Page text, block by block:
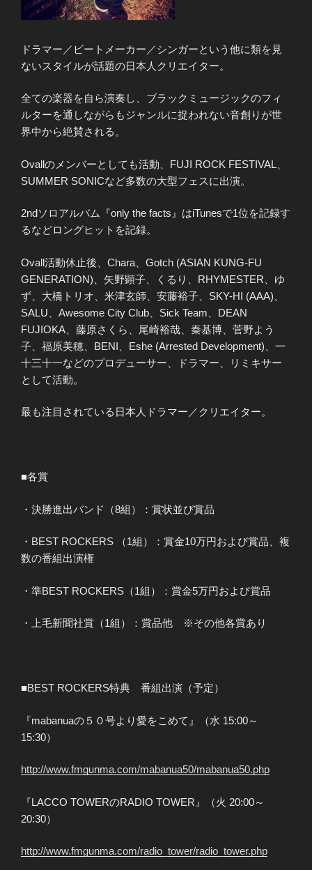
ドラマー／ビートメーカー／シンガーという他に類を見
ないスタイルが話題の日本人クリエイター。
全ての楽器を自ら演奏し、ブラックミュージックのフィ
ルターを通しながらもジャンルに捉われない音創りが世
界中から絶賛される。
Ovallのメンバーとしても活動、FUJI ROCK FESTIVAL、
SUMMER SONICなど多数の大型フェスに出演。
2ndソロアルバム『only the facts』はiTunesで1位を記録す
るなどロングヒットを記録。
Ovall活動休止後、Chara、Gotch (ASIAN KUNG-FU
GENERATION)、矢野顕子、くるり、RHYMESTER、ゆ
ず、大橋トリオ、米津玄師、安藤裕子、SKY-HI (AAA)、
SALU、Awesome City Club、Sick Team、DEAN
FUJIOKA、藤原さくら、尾崎裕哉、秦基博、菅野よう
子、福原美穂、BENI、Eshe (Arrested Development)、一
十三十一などのプロデューサー、ドラマー、リミキサー
として活動。
最も注目されている日本人ドラマー／クリエイター。
■各賞
・決勝進出バンド（8組）：賞状並び賞品
・BEST ROCKERS （1組）：賞金10万円および賞品、複
数の番組出演権
・準BEST ROCKERS（1組）：賞金5万円および賞品
・上毛新聞社賞（1組）：賞品他 ※その他各賞あり
■BEST ROCKERS特典 番組出演（予定）
『mabanuaの５０号より愛をこめて』（水 15:00～
15:30）
http://www.fmgunma.com/mabanua50/mabanua50.php
『LACCO TOWERのRADIO TOWER』（火 20:00～
20:30）
http://www.fmgunma.com/radio_tower/radio_tower.php